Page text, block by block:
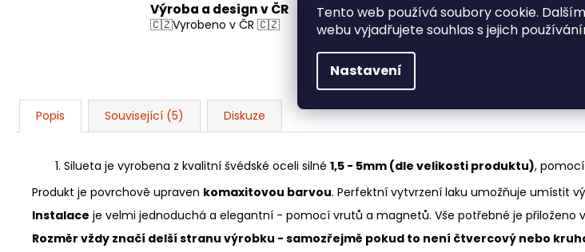
Tento web používá soubory cookie.
webu vyjadřujete souhlas s jejich
Nastavení
Výroba a design v ČR
🇨🇿Vyrobeno v ČR 🇨🇿
Výroba přesně dle Vašich
požadavků a přání.
Popis Související (5) Diskuze
Silueta je vyrobena z kvalitní švédské oceli silné 1,5 - 5mm (dle velikosti produktu), pomocí
Produkt je povrchově upraven komaxitovou barvou. Perfektní vytvrzení laku umožňuje umístit
Instalace je velmi jednoduchá a elegantní - pomocí vrutů a magnetů. Vše potřebné je přiloženo
Rozměr vždy značí delší stranu výrobku - samozřejmě pokud to není čtvercový nebo